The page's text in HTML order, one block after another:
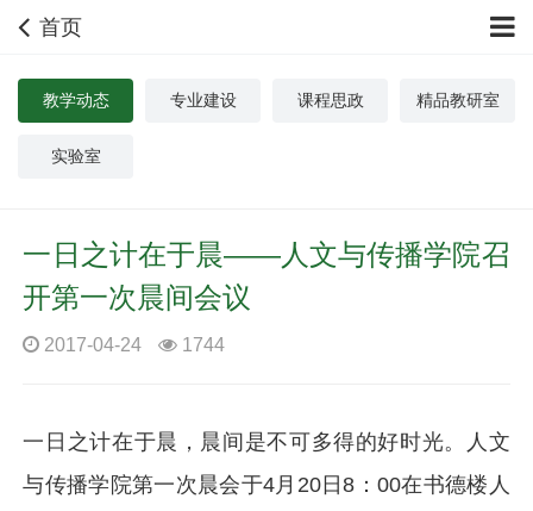
首页
教学动态 专业建设 课程思政 精品教研室
实验室
一日之计在于晨——人文与传播学院召
开第一次晨间会议
2017-04-24 1744
一日之计在于晨，晨间是不可多得的好时光。人文
与传播学院第一次晨会于4月20日8：00在书德楼人